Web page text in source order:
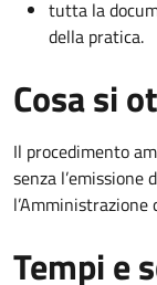
tutta la
della pratica.
Cosa si
Il procedimento
senza
l’Amministrazione
Tempi e